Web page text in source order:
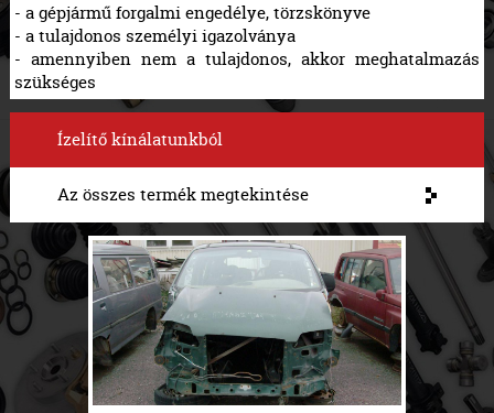
- a gépjármű forgalmi engedélye, törzskönyve
- a tulajdonos személyi igazolványa
- amennyiben nem a tulajdonos, akkor meghatalmazás
szükséges
Ízelítő kínálatunkból
Az összes termék megtekintése